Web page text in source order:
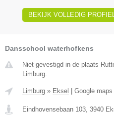
BEKIJK VOLLEDIG
Dansschool waterhofkens
Niet gevestigd in de plaats
Limburg.
Limburg » Eksel Google maps
Eindhovensebaan 103, 3940